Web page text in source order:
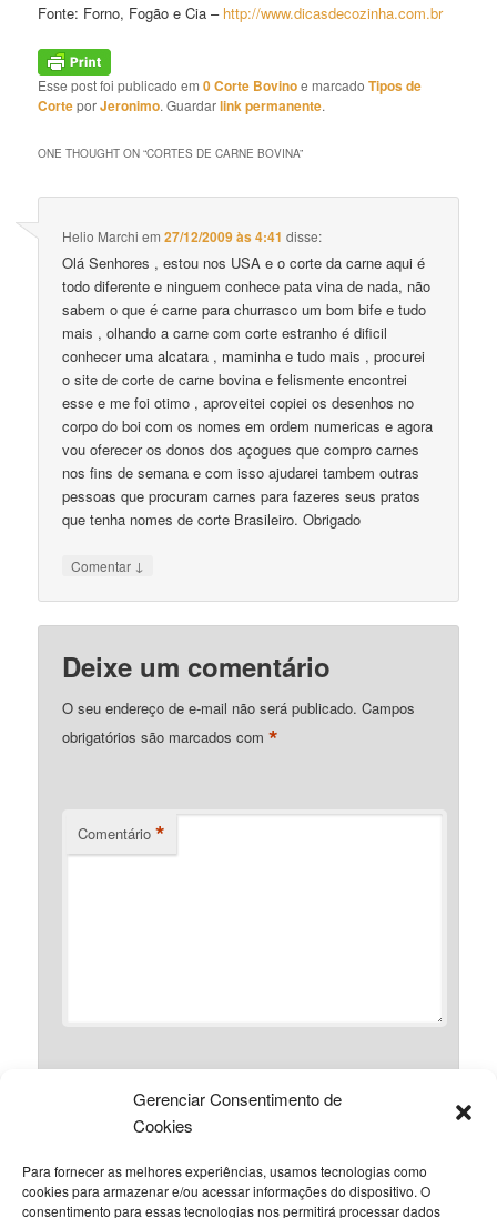
Gerenciar Consentimento de
Cookies
Para fornecer as melhores experiências, usamos tecnologias como
cookies para armazenar e/ou acessar informações do dispositivo. O
consentimento para essas tecnologias nos permitirá processar dados
Fonte: Forno, Fogão e Cia – http://www.dicasdecozinha.com.br
Esse post foi publicado em0 Corte Bovinoe marcadoTipos de
CorteporJeronimo. Guardarlink permanente.
ONE THOUGHT ON “CORTES DE CARNE BOVINA”
Helio Marchi em27/12/2009 às 4:41 disse:
Olá Senhores , estou nos USA e o corte da carne aqui é
todo diferente e ninguem conhece pata vina de nada, não
sabem o que é carne para churrasco um bom bife e tudo
mais , olhando a carne com corte estranho é dificil
conhecer uma alcatara , maminha e tudo mais , procurei
o site de corte de carne bovina e felismente encontrei
esse e me foi otimo , aproveitei copiei os desenhos no
corpo do boi com os nomes em ordem numericas e agora
vou oferecer os donos dos açogues que compro carnes
nos fins de semana e com isso ajudarei tambem outras
pessoas que procuram carnes para fazeres seus pratos
que tenha nomes de corte Brasileiro. Obrigado
Comentar ↓
Deixe um comentário
O seu endereço de e-mail não será publicado. Campos
obrigatórios são marcados com*
Comentário *
*